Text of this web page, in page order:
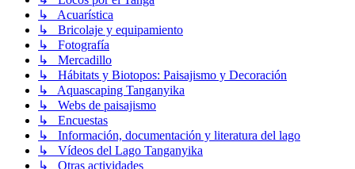
↳ Acuarística
↳ Bricolaje y equipamiento
↳ Fotografía
↳ Mercadillo
↳ Hábitats y Biotopos: Paisajismo y Decoración
↳ Aquascaping Tanganyika
↳ Webs de paisajismo
↳ Encuestas
↳ Información, documentación y literatura del lago
↳ Vídeos del Lago Tanganyika
↳ Otras actividades